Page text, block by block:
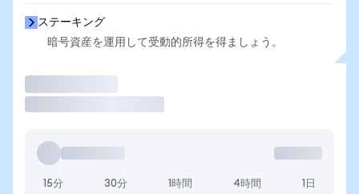
ステーキング
暗号資産を運用して受動的所得を得ましょう。
15分 30分 1時間 4時間 1日